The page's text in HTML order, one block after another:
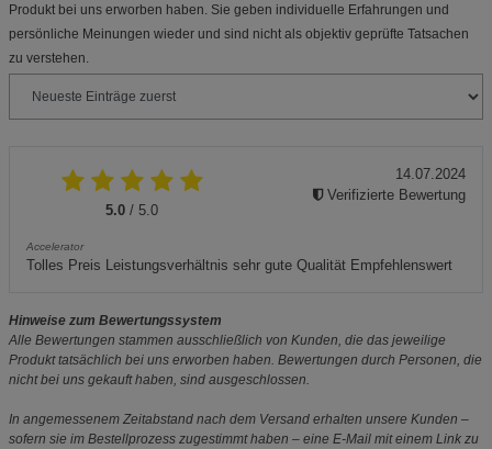
Produkt bei uns erworben haben. Sie geben individuelle Erfahrungen und
persönliche Meinungen wieder und sind nicht als objektiv geprüfte Tatsachen
zu verstehen.
5.0 / 5.0
Accelerator
Tolles Preis Leistungsverhältnis sehr gute Qualität Empfehlenswert
14.07.2024
Verifizierte Bewertung
Hinweise zum Bewertungssystem
Alle Bewertungen stammen ausschließlich von Kunden, die das jeweilige
Produkt tatsächlich bei uns erworben haben. Bewertungen durch Personen, die
nicht bei uns gekauft haben, sind ausgeschlossen.
In angemessenem Zeitabstand nach dem Versand erhalten unsere Kunden –
sofern sie im Bestellprozess zugestimmt haben – eine E-Mail mit einem Link zu